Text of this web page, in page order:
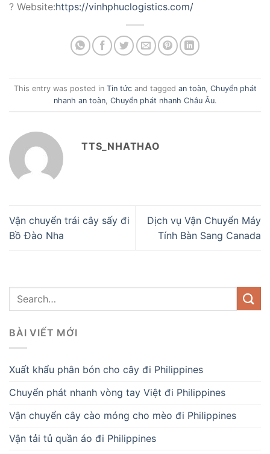
? Website:https://vinhphuclogistics.com/
This entry was posted in Tin tứcand tagged an toàn, Chuyển phát
nhanh an toàn, Chuyển phát nhanh Châu Âu.
TTS_NHATHAO
Vận chuyển trái cây sấy đi
Bồ Đào Nha
Dịch vụ Vận Chuyển Máy
Tính Bàn Sang Canada
BÀI VIẾT MỚI
Xuất khẩu phân bón cho cây đi Philippines
Chuyển phát nhanh vòng tay Việt đi Philippines
Vận chuyển cây cào móng cho mèo đi Philippines
Vận tải tủ quần áo đi Philippines